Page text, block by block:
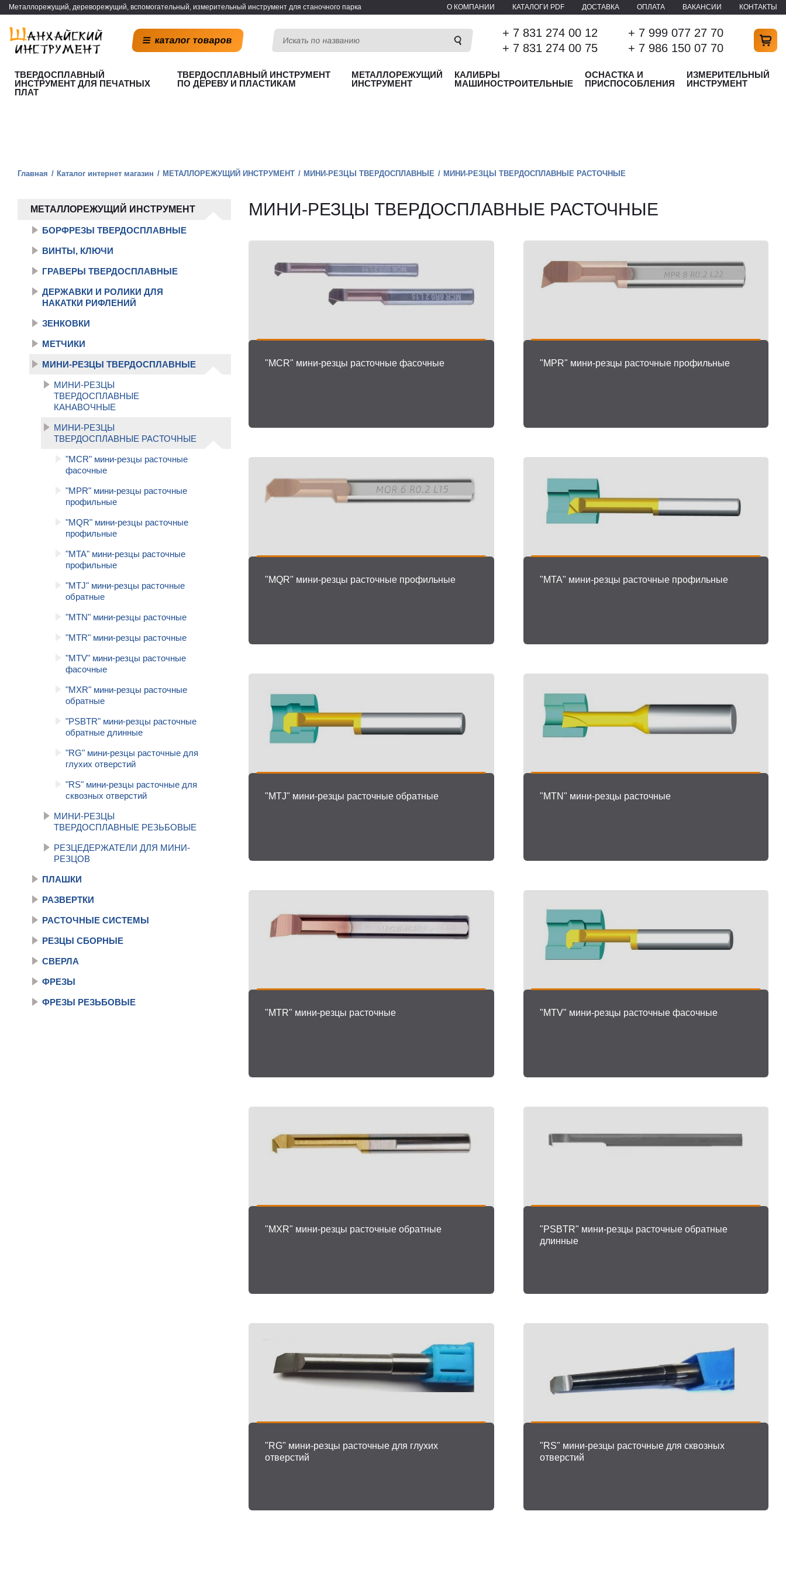
Металлорежущий, дереворежущий, вспомогательный, измерительный инструмент для станочного парка О КОМПАНИИ КАТАЛОГИ PDF ДОСТАВКА ОПЛАТА ВАКАНСИИ КОНТАКТЫ
каталог товаров
+ 7 831 274 00 12
+ 7 831 274 00 75
+ 7 999 077 27 70
+ 7 986 150 07 70
ТВЕРДОСПЛАВНЫЙ
ИНСТРУМЕНТ ДЛЯ ПЕЧАТНЫХ
ПЛАТ
ТВЕРДОСПЛАВНЫЙ ИНСТРУМЕНТ
ПО ДЕРЕВУ И ПЛАСТИКАМ
МЕТАЛЛОРЕЖУЩИЙ
ИНСТРУМЕНТ
КАЛИБРЫ
МАШИНОСТРОИТЕЛЬНЫЕ
ОСНАСТКА И
ПРИСПОСОБЛЕНИЯ
ИЗМЕРИТЕЛЬНЫЙ
ИНСТРУМЕНТ
Главная Каталог интернет магазин МЕТАЛЛОРЕЖУЩИЙ ИНСТРУМЕНТ МИНИ-РЕЗЦЫ ТВЕРДОСПЛАВНЫЕ МИНИ-РЕЗЦЫ ТВЕРДОСПЛАВНЫЕ РАСТОЧНЫЕ
МЕТАЛЛОРЕЖУЩИЙ ИНСТРУМЕНТ
БОРФРЕЗЫ ТВЕРДОСПЛАВНЫЕ
ВИНТЫ, КЛЮЧИ
ГРАВЕРЫ ТВЕРДОСПЛАВНЫЕ
ДЕРЖАВКИ И РОЛИКИ ДЛЯ
НАКАТКИ РИФЛЕНИЙ
ЗЕНКОВКИ
МЕТЧИКИ
МИНИ-РЕЗЦЫ ТВЕРДОСПЛАВНЫЕ
МИНИ-РЕЗЦЫ
ТВЕРДОСПЛАВНЫЕ
КАНАВОЧНЫЕ
МИНИ-РЕЗЦЫ
ТВЕРДОСПЛАВНЫЕ РАСТОЧНЫЕ
"MCR" мини-резцы расточные
фасочные
"MPR" мини-резцы расточные
профильные
"MQR" мини-резцы расточные
профильные
"MTA" мини-резцы расточные
профильные
"MTJ" мини-резцы расточные
обратные
"MTN" мини-резцы расточные
"MTR" мини-резцы расточные
"MTV" мини-резцы расточные
фасочные
"MХR" мини-резцы расточные
обратные
"PSBTR" мини-резцы расточные
обратные длинные
"RG" мини-резцы расточные для
глухих отверстий
"RS" мини-резцы расточные для
сквозных отверстий
МИНИ-РЕЗЦЫ
ТВЕРДОСПЛАВНЫЕ РЕЗЬБОВЫЕ
РЕЗЦЕДЕРЖАТЕЛИ ДЛЯ МИНИ-
РЕЗЦОВ
ПЛАШКИ
РАЗВЕРТКИ
РАСТОЧНЫЕ СИСТЕМЫ
РЕЗЦЫ СБОРНЫЕ
СВЕРЛА
ФРЕЗЫ
ФРЕЗЫ РЕЗЬБОВЫЕ
МИНИ-РЕЗЦЫ ТВЕРДОСПЛАВНЫЕ РАСТОЧНЫЕ
"MCR" мини-резцы расточные фасочные "MPR" мини-резцы расточные профильные
"MQR" мини-резцы расточные профильные "MTA" мини-резцы расточные профильные
"MTJ" мини-резцы расточные обратные "MTN" мини-резцы расточные
"MTR" мини-резцы расточные "MTV" мини-резцы расточные фасочные
"MХR" мини-резцы расточные обратные
"PSBTR" мини-резцы расточные обратные
длинные
"RG" мини-резцы расточные для глухих
отверстий
"RS" мини-резцы расточные для сквозных
отверстий